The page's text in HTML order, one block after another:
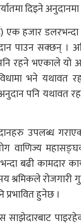
दिइने
एक हजार
पाउन सक्छन्
रहने भएकाले यो
भने
पनि यथावत
उपलब्ध
वाणिज्य
बढी कामदार
श्रमिकले
प्रभावित हुनेछ ।
साझेदारबाट